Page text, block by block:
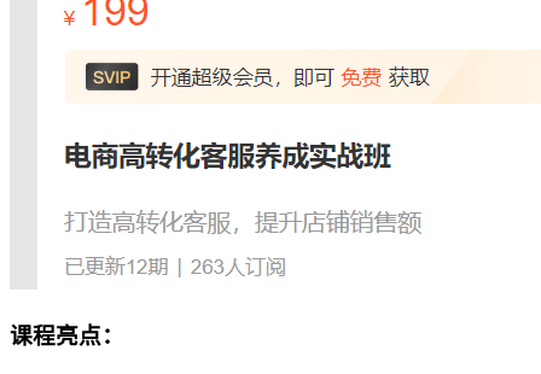
课程亮点：